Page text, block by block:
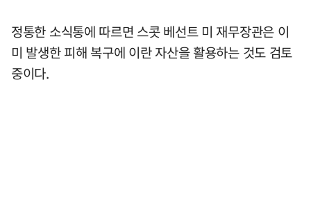
정통한 소식통에 따르면 스콧 베선트 미 재무장관은 이
미 발생한 피해 복구에 이란 자산을 활용하는 것도 검토
중이다.